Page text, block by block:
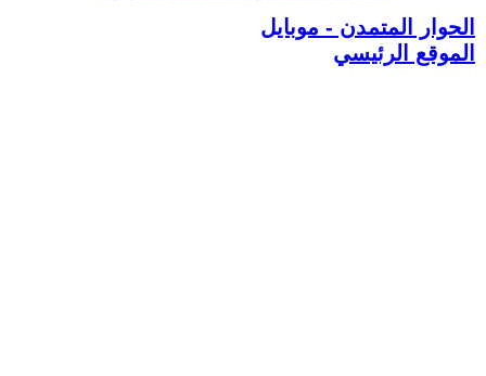
الحوار المتمدن - موبايل
الموقع الرئيسي